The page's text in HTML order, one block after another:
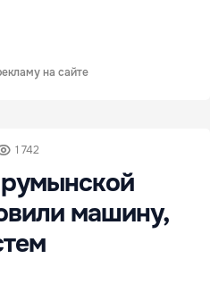
на сайте
1 742
машину,